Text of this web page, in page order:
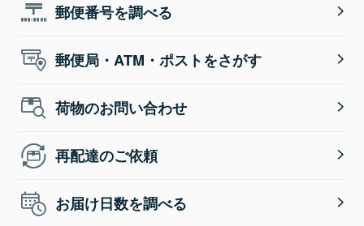
郵便番号を調べる
郵便局・ATM・ポストをさがす
荷物のお問い合わせ
再配達のご依頼
お届け日数を調べる